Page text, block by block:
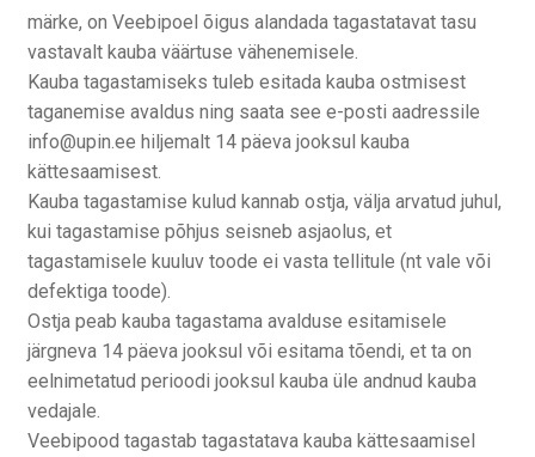
märke, on Veebipoel õigus alandada tagastatavat tasu
vastavalt kauba väärtuse vähenemisele.
Kauba tagastamiseks tuleb esitada kauba ostmisest
taganemise avaldus ning saata see e-posti aadressile
info@upin.ee hiljemalt 14 päeva jooksul kauba
kättesaamisest.
Kauba tagastamise kulud kannab ostja, välja arvatud juhul,
kui tagastamise põhjus seisneb asjaolus, et
tagastamisele kuuluv toode ei vasta tellitule (nt vale või
defektiga toode).
Ostja peab kauba tagastama avalduse esitamisele
järgneva 14 päeva jooksul või esitama tõendi, et ta on
eelnimetatud perioodi jooksul kauba üle andnud kauba
vedajale.
Veebipood tagastab tagastatava kauba kättesaamisel